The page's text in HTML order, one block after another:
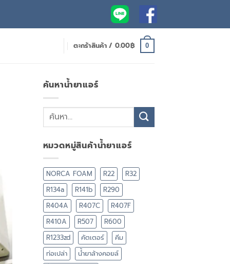
ตะกร้าสินค้า / 0.00฿ 0
ค้นหาน้ำยาแอร์
หมวดหมู่สินค้าน้ำยาแอร์
NORCA FOAM R22
R32
R134a
R141b
R290
R404A
R407C
R407F
R410A
R507
R600
R1233zd
คัตเตอร์
คีม
ท่อเปล่า
น้ำยาล้างคอยล์